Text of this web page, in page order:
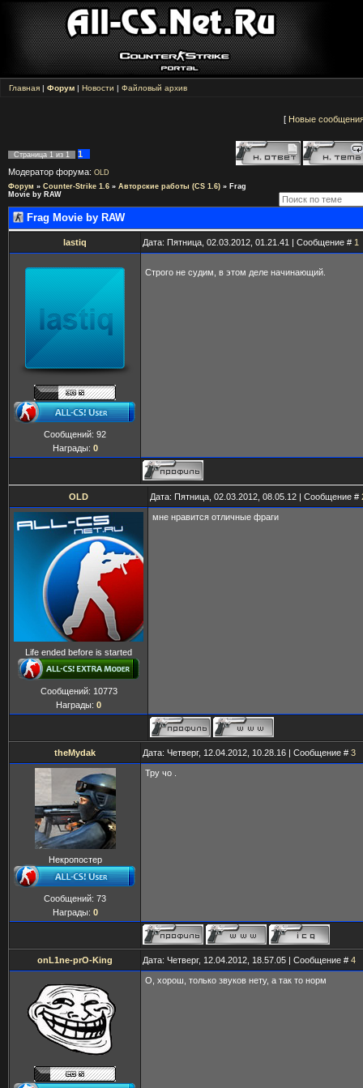
Главная | Форум | Новости | Файловый архив
[ Новые
Страница 1 из 1
1
Модератор форума: OLD
Форум » Counter-Strike 1.6 » Авторские работы (CS 1.6) » Frag
Movie by RAW
Frag Movie by RAW
lastiq Дата: Пятница, 02.03.2012, 01.21.41 | Сообщение # 1
Сообщений: 92
Награды: 0
Строго не судим, в этом деле начинающий.
OLD Дата: Пятница, 02.03.2012, 08.05.12 | Сообщение #
Life ended before is started
Сообщений: 10773
Награды: 0
мне нравится отличные фраги
theMydak Дата: Четверг, 12.04.2012, 10.28.16 | Сообщение # 3
Некропостер
Сообщений: 73
Награды: 0
Тру чо .
onL1ne-prO-King Дата: Четверг, 12.04.2012, 18.57.05 | Сообщение # 4
О, хорош, только звуков нету, а так то норм